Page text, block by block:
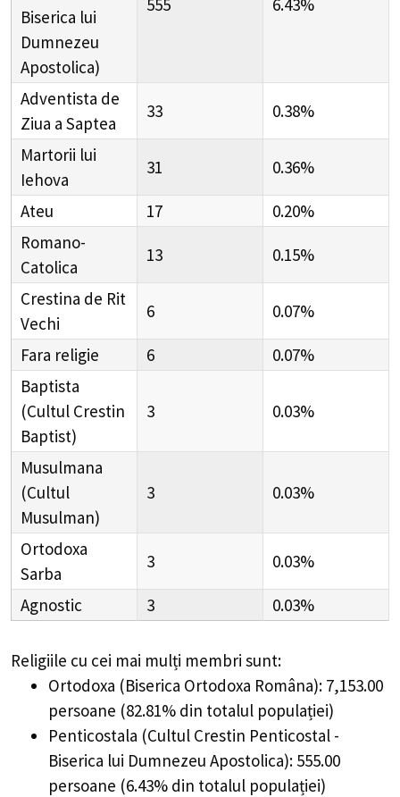
Biserica lui
Dumnezeu
Apostolica)
555 6.43%
Adventista de
Ziua a Saptea
33 0.38%
Martorii lui
Iehova
31 0.36%
Ateu 17
0.20%
Romano-
Catolica
13 0.15%
Crestina de Rit
Vechi
6 0.07%
Fara religie 6
0.07%
Baptista
(Cultul Crestin
Baptist)
3 0.03%
Musulmana
(Cultul
Musulman)
3 0.03%
Ortodoxa
Sarba
3 0.03%
Agnostic 3 0.03%
Religiile cu cei mai mulți membri sunt:
Ortodoxa (Biserica Ortodoxa Româna): 7,153.00
persoane (82.81% din totalul populației)
Penticostala (Cultul Crestin Penticostal -
Biserica lui Dumnezeu Apostolica): 555.00
persoane (6.43% din totalul populației)